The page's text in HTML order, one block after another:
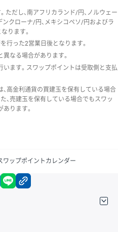
ただし、南アフリカランド/円、ノルウェー
ンクローナ/円、メキシコペソ/円およびラ
ります。
行った2営業日後となります。
なる場合があります。
ます。スワップポイントは受取側と支払
高金利通貨の買建玉を保有している場合
、売建玉を保有している場合でもスワッ
ります。
ワップポイントカレンダー
X facebook